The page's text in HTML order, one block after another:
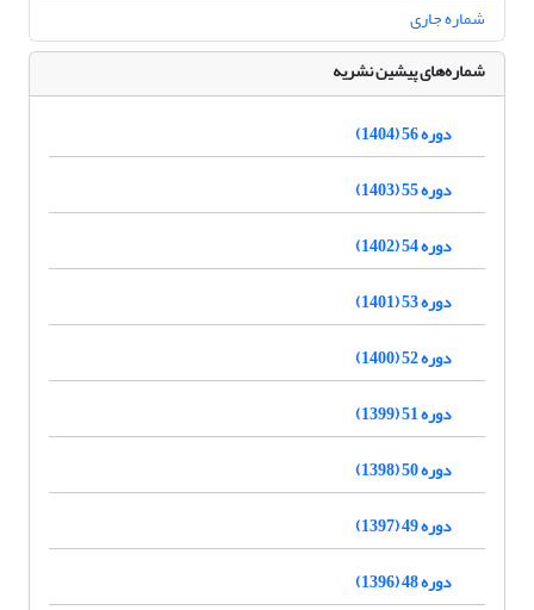
شماره جاری
شماره‌های پیشین نشریه
دوره 56 (1404)
دوره 55 (1403)
دوره 54 (1402)
دوره 53 (1401)
دوره 52 (1400)
دوره 51 (1399)
دوره 50 (1398)
دوره 49 (1397)
دوره 48 (1396)